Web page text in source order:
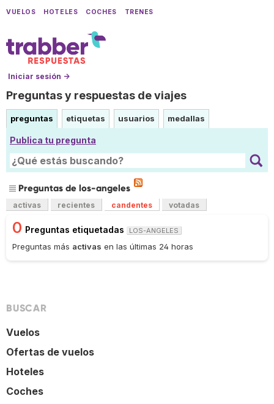
VUELOS HOTELES COCHES TRENES
Iniciar sesión →
Preguntas y respuestas de viajes
preguntas etiquetas usuarios medallas
Publica tu pregunta
Preguntas de los-angeles
activas recientes candentes votadas
0 Preguntas etiquetadas LOS-ANGELES
Preguntas más activas en las últimas 24 horas
BUSCAR
Vuelos
Ofertas de vuelos
Hoteles
Coches